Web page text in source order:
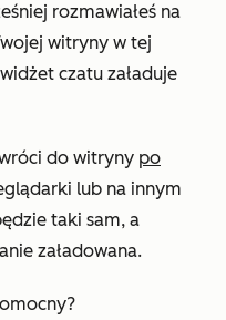
rozmawiałeś na
witryny w tej
czatu załaduje
do witryny po
lub na innym
taki sam, a
załadowana.